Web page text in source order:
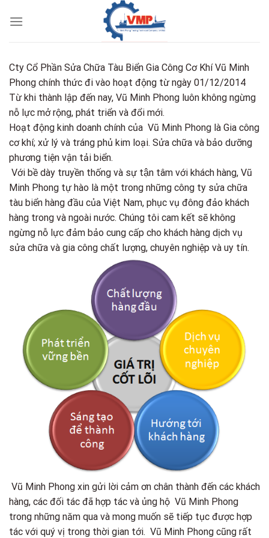
Cty Cổ Phần Sửa Chữa Tàu Biển Gia Công Cơ Khí Vũ Minh
Phong chính thức đi vào hoạt động từ ngày 01/12/2014
Từ khi thành lập đến nay, Vũ Minh Phong luôn không ngừng
nỗ lực mở rộng, phát triển và đổi mới.
Hoạt động kinh doanh chính của Vũ Minh Phong là Gia công
cơ khí; xử lý và tráng phủ kim loại. Sửa chữa và bảo dưỡng
phương tiện vận tải biển.
Với bề dày truyền thống và sự tận tâm với khách hàng, Vũ
Minh Phong tự hào là một trong những công ty sửa chữa
tàu biển hàng đầu của Việt Nam, phục vụ đông đảo khách
hàng trong và ngoài nước. Chúng tôi cam kết sẽ không
ngừng nỗ lực đảm bảo cung cấp cho khách hàng dịch vụ
sửa chữa và gia công chất lượng, chuyên nghiệp và uy tín.
Vũ Minh Phong xin gửi lời cảm ơn chân thành đến các khách
hàng, các đối tác đã hợp tác và ủng hộ Vũ Minh Phong
trong những năm qua và mong muốn sẽ tiếp tục được hợp
tác với quý vị trong thời gian tới. Vũ Minh Phong cũng rất